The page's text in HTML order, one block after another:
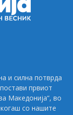
и силна потврда
првиот
Македонија“, во
со нашите